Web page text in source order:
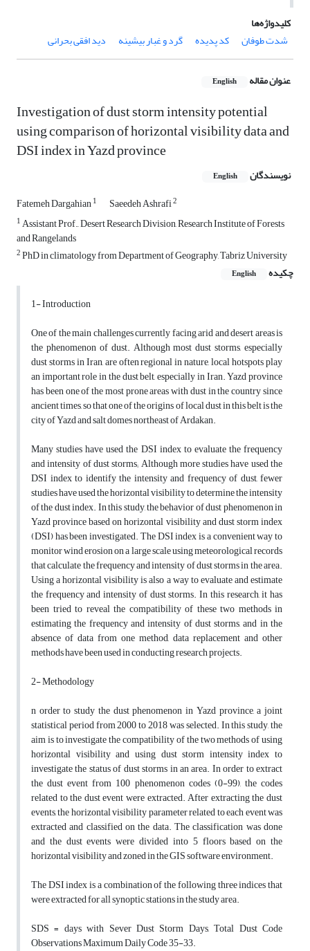
کلیدواژه‌ها
شدت طوفان
کد پدیده گرد و غبار بیشینه دید افقی بحرانی
عنوان مقاله English
Investigation of dust storm intensity potential
using comparison of horizontal visibility data and
DSI index in Yazd province
نویسندگان English
Fatemeh Dargahian1 Saeedeh Ashrafi2
1Assistant Prof., Desert Research Division, Research Institute of Forests
and Rangelands
2PhD in climatology from Department of Geography, Tabriz University
چکیده
English
1- Introduction
One of the main challenges currently facing arid and desert areas is
the phenomenon of dust. Although most dust storms, especially
dust storms in Iran, are often regional in nature, local hotspots play
an important role in the dust belt, especially in Iran. Yazd province
has been one of the most prone areas with dust in the country since
ancient times, so that one of the origins of local dust in this belt is the
city of Yazd and salt domes northeast of Ardakan.
Many studies have used the DSI index to evaluate the frequency
and intensity of dust storms; Although more studies have used the
DSI index to identify the intensity and frequency of dust, fewer
studies have used the horizontal visibility to determine the intensity
of the dust index. In this study, the behavior of dust phenomenon in
Yazd province based on horizontal visibility and dust storm index
(DSI) has been investigated. The DSI index is a convenient way to
monitor wind erosion on a large scale using meteorological records
that calculate the frequency and intensity of dust storms in the area.
Using a horizontal visibility is also a way to evaluate and estimate
the frequency and intensity of dust storms. In this research, it has
been tried to reveal the compatibility of these two methods in
estimating the frequency and intensity of dust storms, and in the
absence of data from one method, data replacement and other
methods have been used in conducting research projects.
2- Methodology
n order to study the dust phenomenon in Yazd province, a joint
statistical period from 2000 to 2018 was selected. In this study, the
aim is to investigate the compatibility of the two methods of using
horizontal visibility and using dust storm intensity index to
investigate the status of dust storms in an area. In order to extract
the dust event from 100 phenomenon codes (0-99), the codes
related to the dust event were extracted. After extracting the dust
events, the horizontal visibility parameter related to each event was
extracted and classified on the data. The classification was done
and the dust events were divided into 5 floors based on the
horizontal visibility and zoned in the GIS software environment.
The DSI index is a combination of the following three indices that
were extracted for all synoptic stations in the study area.
SDS = days with Sever Dust Storm Days, Total Dust Code
Observations Maximum Daily Code 35-33.